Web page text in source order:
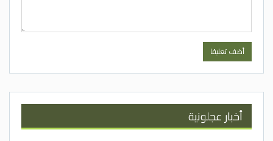
أخبار عجلونية